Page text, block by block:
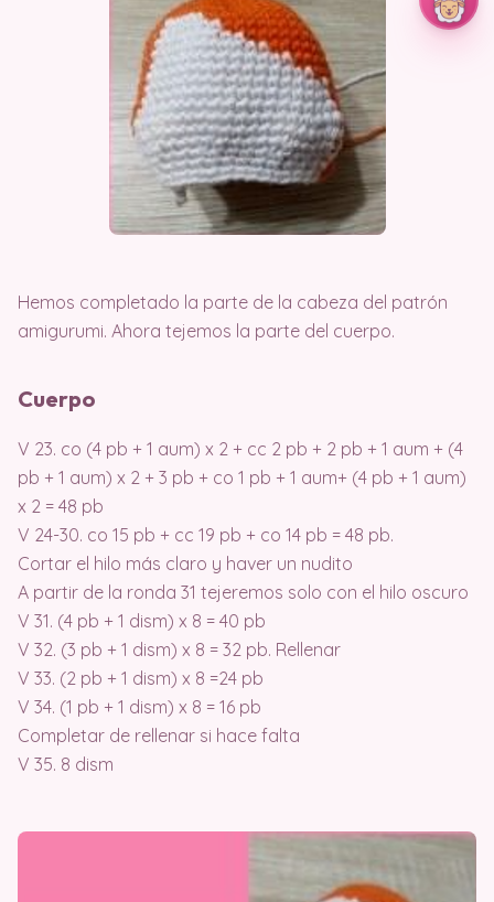
Hemos completado la parte de la cabeza del patrón
amigurumi. Ahora tejemos la parte del cuerpo.
Cuerpo
V 23. co (4 pb + 1 aum) x 2 + cc 2 pb + 2 pb + 1 aum + (4
pb + 1 aum) x 2 + 3 pb + co 1 pb + 1 aum+ (4 pb + 1 aum)
x 2 = 48 pb
V 24-30. co 15 pb + cc 19 pb + co 14 pb = 48 pb.
Cortar el hilo más claro y haver un nudito
A partir de la ronda 31 tejeremos solo con el hilo oscuro
V 31. (4 pb + 1 dism) x 8 = 40 pb
V 32. (3 pb + 1 dism) x 8 = 32 pb. Rellenar
V 33. (2 pb + 1 dism) x 8 =24 pb
V 34. (1 pb + 1 dism) x 8 = 16 pb
Completar de rellenar si hace falta
V 35. 8 dism